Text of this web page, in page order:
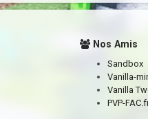
Nos Amis
Sandbox
Vanilla-
Vanilla
PVP-